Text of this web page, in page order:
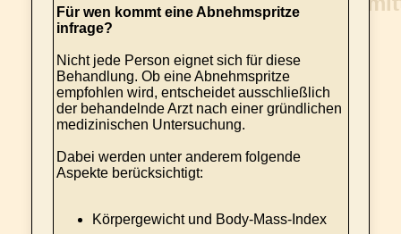
Für wen kommt eine Abnehmspritze
infrage?
Nicht jede Person eignet sich für diese
Behandlung. Ob eine Abnehmspritze
empfohlen wird, entscheidet ausschließlich
der behandelnde Arzt nach einer gründlichen
medizinischen Untersuchung.
Dabei werden unter anderem folgende
Aspekte berücksichtigt:
Körpergewicht und Body-Mass-Index